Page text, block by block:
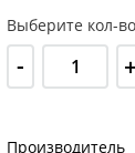
Выберите кол-
- +
Производитель